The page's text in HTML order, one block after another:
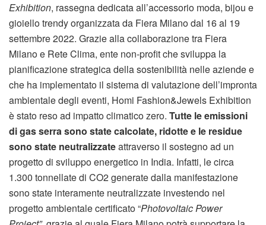
Exhibition, rassegna dedicata all’accessorio moda, bijou e
gioiello trendy organizzata da Fiera Milano dal 16 al 19
settembre 2022. Grazie alla collaborazione tra Fiera
Milano e Rete Clima, ente non-profit che sviluppa la
pianificazione strategica della sostenibilità nelle aziende e
che ha implementato il sistema di valutazione dell’impronta
ambientale degli eventi, Homi Fashion&Jewels Exhibition
è stato reso ad impatto climatico zero. Tutte le emissioni
di gas serra sono state calcolate, ridotte e le residue
sono state neutralizzateattraverso il sostegno ad un
progetto di sviluppo energetico in India. Infatti, le circa
1.300 tonnellate di CO2 generate dalla manifestazione
sono state interamente neutralizzate investendo nel
progetto ambientale certificato “Photovoltaic Power